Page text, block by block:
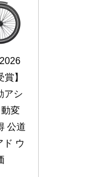
】
アシ
変
公道
ド ウ